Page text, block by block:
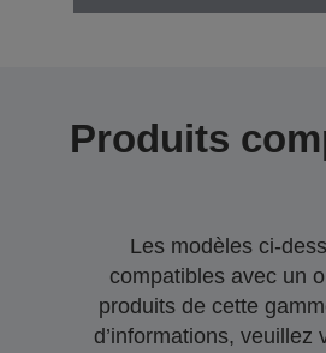
Produits
Les modèles ci-
compatibles avec un
produits de cette
d’informations, veuillez